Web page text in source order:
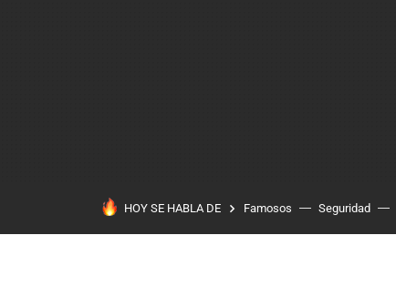
HOY SE HABLA DE Famosos Seguridad